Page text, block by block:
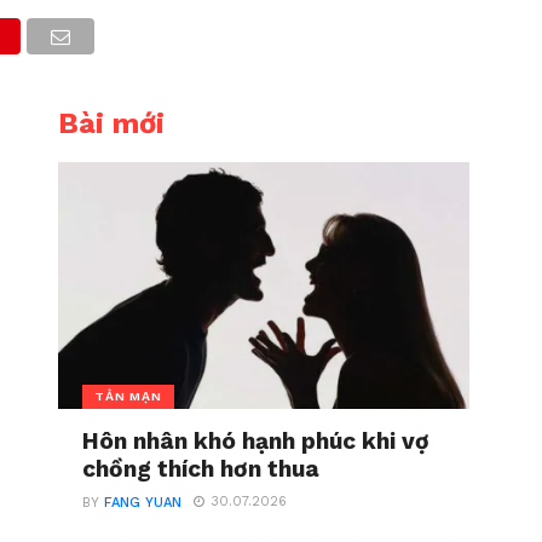
Bài mới
TẢN MẠN
Hôn nhân khó hạnh phúc khi vợ
chồng thích hơn thua
BYFANG YUAN 30.07.2026